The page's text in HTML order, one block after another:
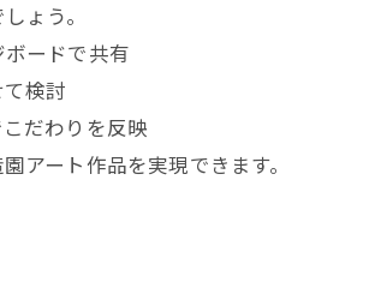
ょう。
ードで共有
検討
だわりを反映
アート作品を実現できます。